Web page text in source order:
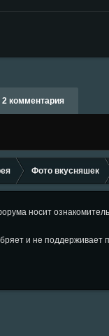
2 комментария
Фото вкусняшек
носит
и не поддерживает